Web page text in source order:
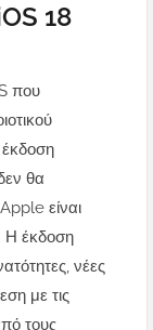
18
που
έκδοση
θα
είναι
Η έκδοση
νέες
με τις
τους